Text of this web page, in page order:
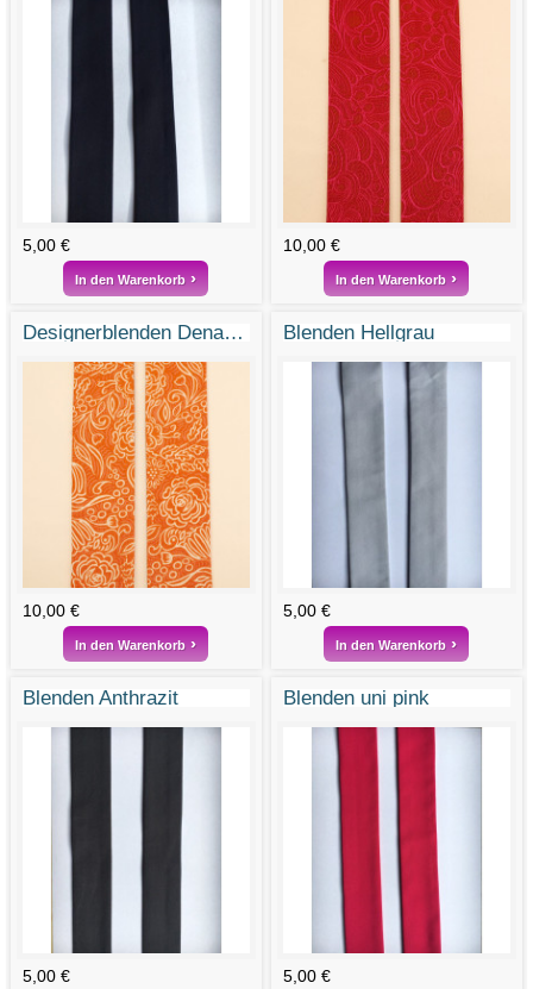
5,00 €
In den Warenkorb
10,00 €
In den Warenkorb
Designerblenden Dena Designs "Sundara Oasis" orange
10,00 €
In den Warenkorb
Blenden Hellgrau
5,00 €
In den Warenkorb
Blenden Anthrazit
5,00 €
Blenden uni pink
5,00 €